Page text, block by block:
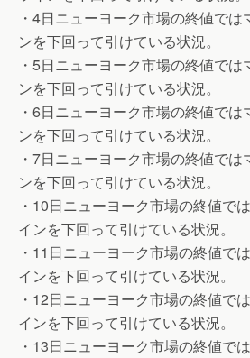
・4日ニューヨーク市場の終値で
ンを下回って引けている状況。
・5日ニューヨーク市場の終値で
ンを下回って引けている状況。
・6日ニューヨーク市場の終値で
ンを下回って引けている状況。
・7日ニューヨーク市場の終値で
ンを下回って引けている状況。
・10日ニューヨーク市場の終値で
インを下回って引けている状況。
・11日ニューヨーク市場の終値で
インを下回って引けている状況。
・12日ニューヨーク市場の終値で
インを下回って引けている状況。
・13日ニューヨーク市場の終値で